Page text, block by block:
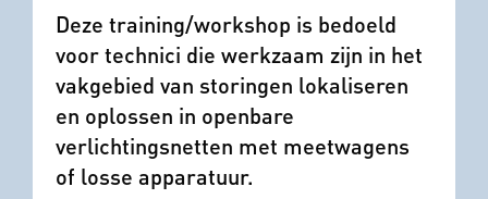
Deze training/workshop is bedoeld
voor technici die werkzaam zijn in het
vakgebied van storingen lokaliseren
en oplossen in openbare
verlichtingsnetten met meetwagens
of losse apparatuur.